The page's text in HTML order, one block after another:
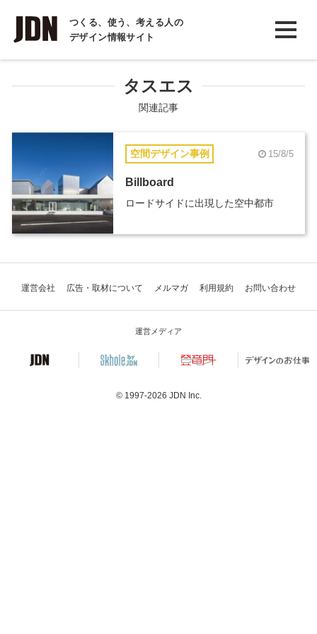
つくる、使う、考える人の
デザイン情報サイト
INTERVIEW
インタビュー
COLUMN
タスエス
関連記事
空間デザイン事例 15/8/5
Billboard
ロードサイドに出現した空中都市
運営会社 広告・取材について メルマガ 利用規約 お問い合わせ
運営メディア
© 1997-2026 JDN Inc.